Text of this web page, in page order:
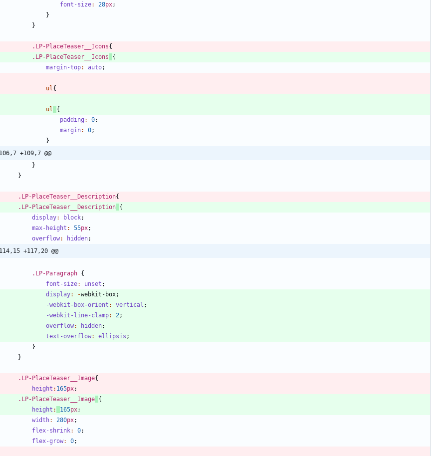
font-size: 28px;
}
}
. LP-PlaceTeaser__Icons{
. LP-PlaceTeaser__Icons
{
margin-top: auto;
ul {
ul
{
padding : 0;
margin: 0;
}
+109,7 @@
}
}
. LP-PlaceTeaser__Description{
. LP-PlaceTeaser__Description {
display: block;
max-height : 55px;
overflow: hidden;
+117,20 @@
. LP-Paragraph {
font-size: unset ;
display: -webkit-box;
-webkit-box-orient : vertical ;
-webkit-line-clamp: 2 ;
overflow: hidden;
text-overflow: ellipsis ;
}
}
. LP-PlaceTeaser__Image{
height : 165px;
. LP-PlaceTeaser__Image {
height : 165px;
width: 280px;
flex-shrink: 0;
flex-grow: 0;